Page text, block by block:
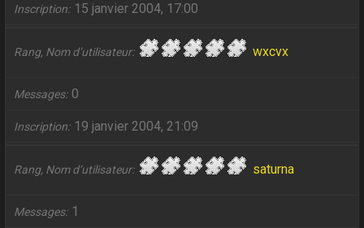
Inscription 15 janvier 2004, 17:00
Rang, Nom d’utilisateur wxcvx
Messages 0
Inscription 19 janvier 2004, 21:09
Rang, Nom d’utilisateur saturna
Messages 1